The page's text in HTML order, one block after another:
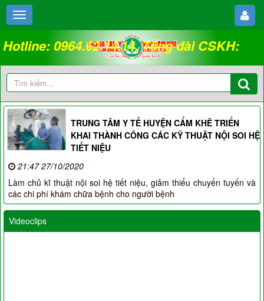
Hotline: 0964.62.14.14. Tổng đài CSKH:
18008262
TRUNG TÂM Y TẾ HUYỆN CẨM KHÊ TRIỂN
KHAI THÀNH CÔNG CÁC KỸ THUẬT NỘI SOI HỆ
TIẾT NIỆU
21:47 27/10/2020
Làm chủ kĩ thuật nội soi hệ tiết niệu, giảm thiểu chuyển tuyến và
các chi phí khám chữa bệnh cho người bệnh
Videoclips